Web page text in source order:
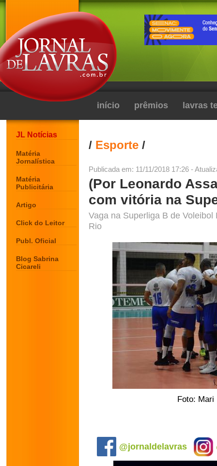
início prêmios lavras
JL Notícias
Matéria
Jornalística
Matéria
Publicitária
Artigo
Click do Leitor
Publ. Oficial
Blog Sabrina
Cicareli
/ Esporte /
Publicada em: 11/11/2018 17:26 -
(Por Leonardo
com vitória na
Vaga na Superliga B de
Rio
Foto: Mari
@jornaldelavras